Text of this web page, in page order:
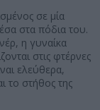
σε μία
στα πόδια του.
η γυναίκα
στις φτέρνες
ελεύθερα,
το στήθος της